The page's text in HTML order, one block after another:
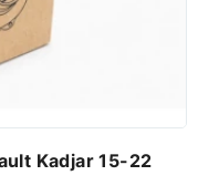
Kadjar 15-22